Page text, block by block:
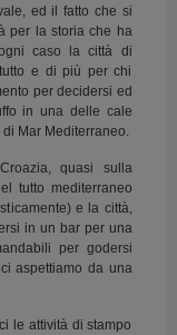
ed il fatto che si
per la storia che ha
caso la città di
e di più per chi
per decidersi ed
in una delle cale
Mar Mediterraneo.
quasi sulla
tutto mediterraneo
e la città,
in un bar per una
per godersi
aspettiamo da una
le attività di stampo